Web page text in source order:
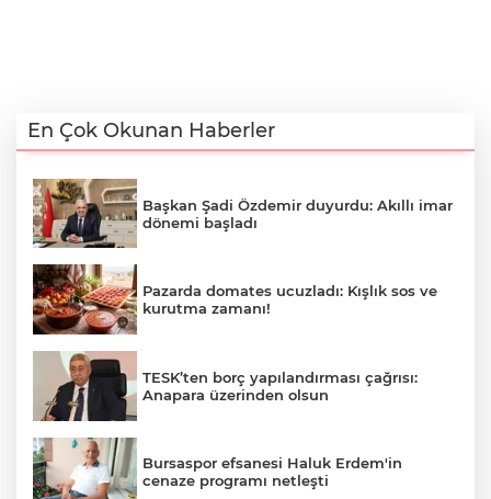
En Çok Okunan Haberler
Başkan Şadi Özdemir duyurdu: Akıllı imar
dönemi başladı
Pazarda domates ucuzladı: Kışlık sos ve
kurutma zamanı!
TESK’ten borç yapılandırması çağrısı:
Anapara üzerinden olsun
Bursaspor efsanesi Haluk Erdem'in
cenaze programı netleşti